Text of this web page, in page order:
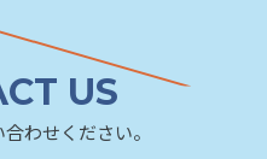
US
わせください。